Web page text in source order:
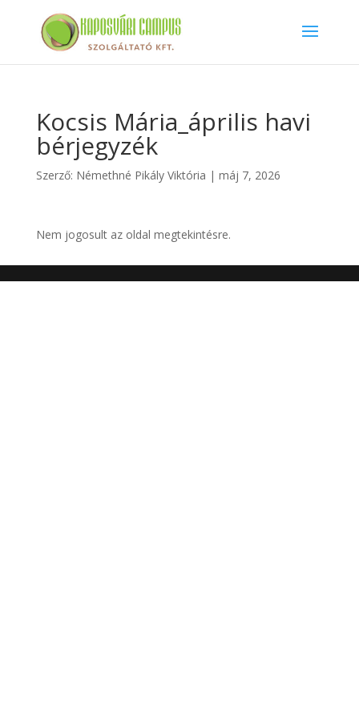
Kocsis Mária_április havi
bérjegyzék
Szerző: Némethné Pikály Viktória | máj 7, 2026
Nem jogosult az oldal megtekintésre.